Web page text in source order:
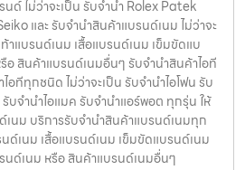
ด์ ไม่ว่าจะเป็น รับจำนำ Rolex Patek
และ รับจำนำสินค้าแบรนด์เนม ไม่ว่าจะ
าแบรนด์เนม เสื้อแบรนด์เนม เข็มขัดแบ
สินค้าแบรนด์เนมอื่นๆ รับจำนำสินค้าไอที
ทีทุกชนิด ไม่ว่าจะเป็น รับจำนำไอโฟน รับ
บจำนำไอแมค รับจำนำแอร์พอต ทุกรุ่น ให้
เนม บริการรับจำนำสินค้าแบรนด์เนมทุก
ด์เนม เสื้อแบรนด์เนม เข็มขัดแบรนด์เนม
นด์เนม หรือ สินค้าแบรนด์เนมอื่นๆ